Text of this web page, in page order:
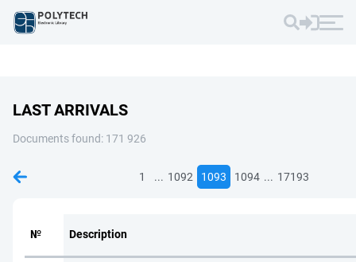
LAST ARRIVALS
Documents found: 171 926
1 ... 1092 1093 1094 ... 17193
№ Description